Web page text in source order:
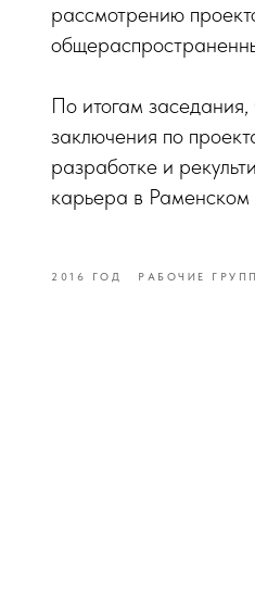
рассмотрению
По итогам
заключения по
разработке и
карьера в
2016 ГОД РАБОЧИЕ